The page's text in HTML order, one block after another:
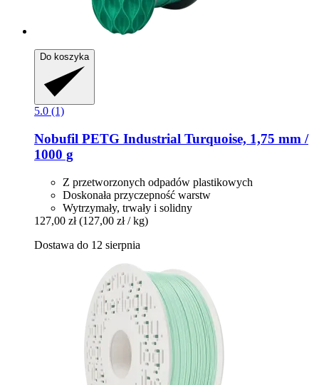
Do koszyka
5.0 (1)
Nobufil PETG Industrial Turquoise, 1,75 mm /
1000 g
Z przetworzonych odpadów plastikowych
Doskonała przyczepność warstw
Wytrzymały, trwały i solidny
127,00 zł (127,00 zł / kg)
Dostawa do 12 sierpnia